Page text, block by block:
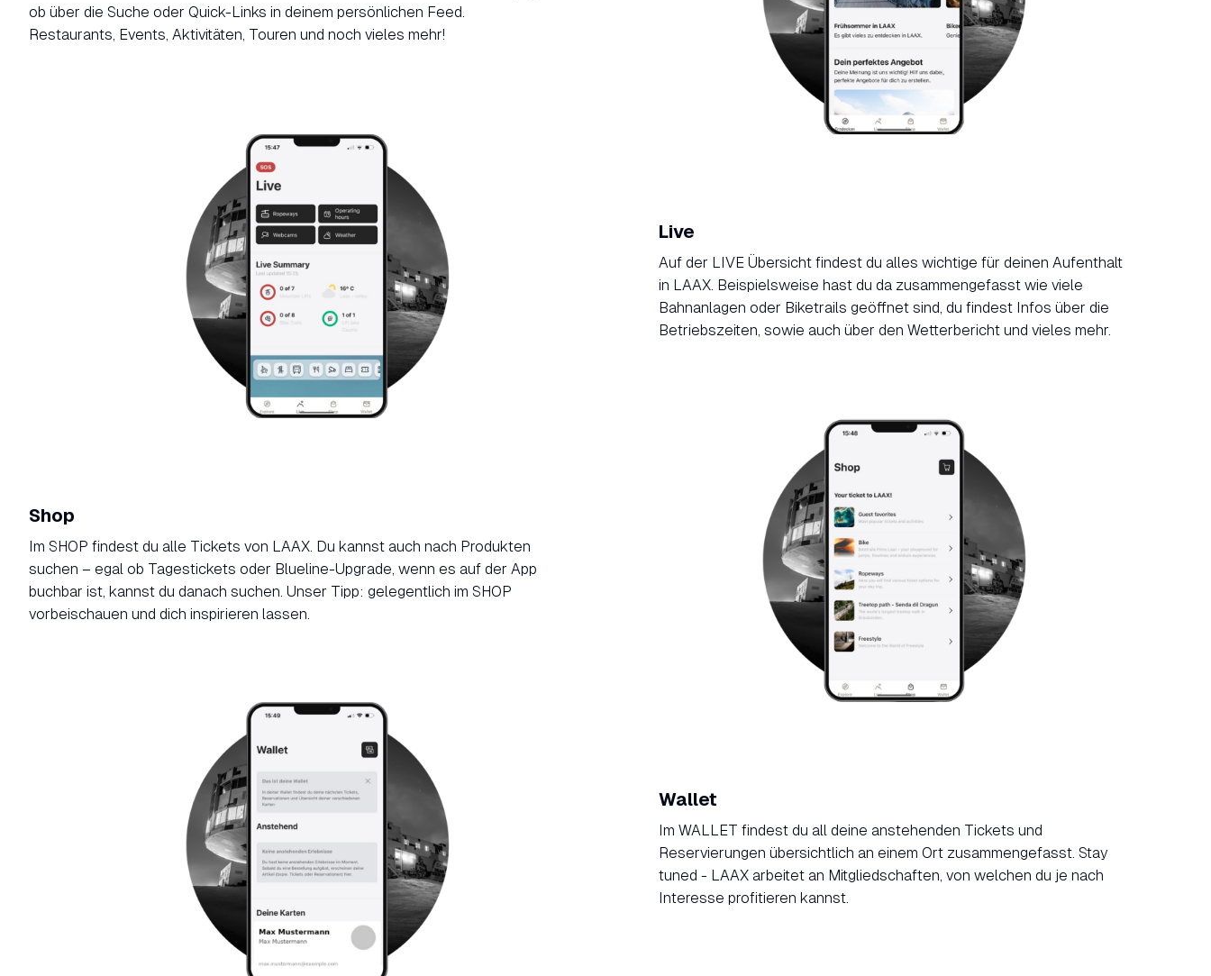
ob über die Suche oder Quick-Links in deinem persönlichen Feed.
Restaurants, Events, Aktivitäten, Touren und noch vieles mehr!
Live
Auf der LIVE Übersicht findest du alles wichtige für deinen Aufenthalt
in LAAX. Beispielsweise hast du da zusammengefasst wie viele
Bahnanlagen oder Biketrails geöffnet sind, du findest Infos über die
Betriebszeiten, sowie auch über den Wetterbericht und vieles mehr.
Shop
Im SHOP findest du alle Tickets von LAAX. Du kannst auch nach Produkten
suchen – egal ob Tagestickets oder Blueline-Upgrade, wenn es auf der App
buchbar ist, kannst du danach suchen. Unser Tipp: gelegentlich im SHOP
vorbeischauen und dich inspirieren lassen.
Wallet
Im WALLET findest du all deine anstehenden Tickets und
Reservierungen übersichtlich an einem Ort zusammengefasst. Stay
tuned - LAAX arbeitet an Mitgliedschaften, von welchen du je nach
Interesse profitieren kannst.